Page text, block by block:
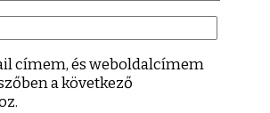
címem, és weboldalcímem
a következő